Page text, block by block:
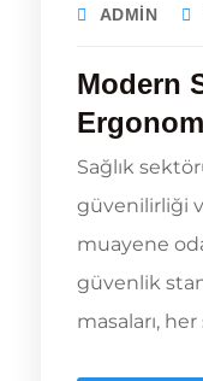
ADMIN
Modern
Sağlık
güvenilirliği
muayene
güvenlik
masaları,